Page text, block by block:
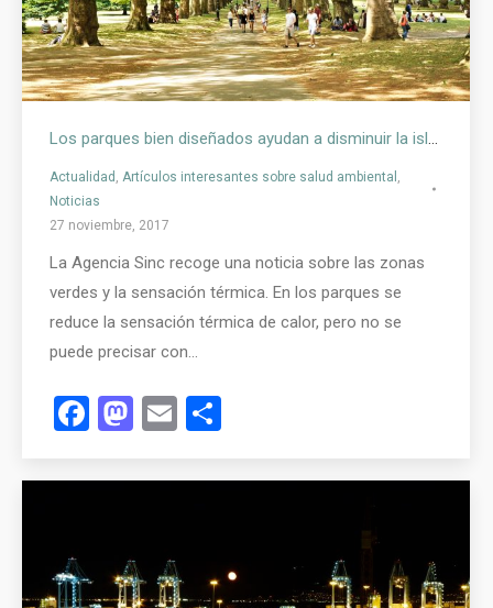
Los parques bien diseñados ayudan a disminuir la isla de calor en las ciudades
Actualidad , Artículos interesantes sobre salud ambiental ,
Noticias
27 noviembre, 2017
La Agencia Sinc recoge una noticia sobre las zonas
verdes y la sensación térmica. En los parques se
reduce la sensación térmica de calor, pero no se
puede precisar con…
Facebook
Mastodon
Email